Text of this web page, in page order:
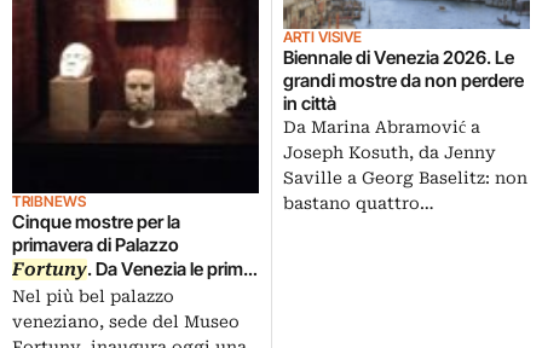
TRIBNEWS
Cinque mostre per la
primavera di Palazzo
Fortuny. Da Venezia le prime
immagini dell’opening, da
Ritsue Mishima a Dora Maar.
Nonostante Picasso….
Nel più bel palazzo
veneziano, sede del Museo
ARTI VISIVE
Biennale di Venezia 2026. Le
grandi mostre da non perdere
in città
Da Marina Abramović a
Joseph Kosuth, da Jenny
Saville a Georg Baselitz: non
bastano quattro…